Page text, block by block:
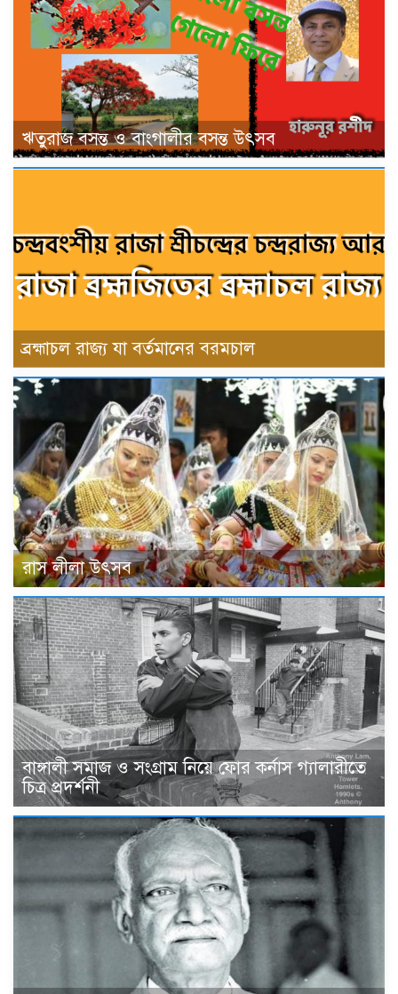
ঋতুরাজ বসন্ত ও বাংগালীর বসন্ত উৎসব
ব্রহ্মাচল রাজ্য যা বর্তমানের বরমচাল
রাস লীলা উৎসব
বাঙ্গালী সমাজ ও সংগ্রাম নিয়ে ফোর কর্নাস গ্যালারীতে
চিত্র প্রদর্শনী